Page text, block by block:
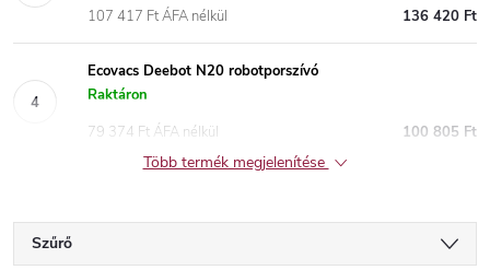
136 420 Ft
107 417 Ft ÁFA nélkül
Ecovacs Deebot N20 robotporszívó
Raktáron
100 805 Ft
79 374 Ft ÁFA nélkül
Több termék megjelenítése
Szűrő